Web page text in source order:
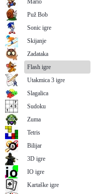
Mario
Puž Bob
Sonic igre
Skijanje
Zadataka
Flash igre
Utakmica 3 igre
Slagalica
Sudoku
Zuma
Tetris
Bilijar
3D igre
IO igre
Kartaške igre